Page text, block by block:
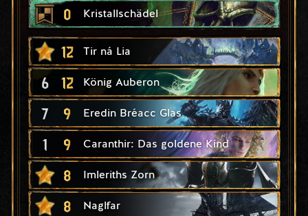
0 Kristallschädel
12 Tir ná Lia
6 12 König Auberon
7 9 Eredin Bréacc Glas
1 9 Caranthir: Das goldene Kind
8 Imleriths Zorn
8 Naglfar